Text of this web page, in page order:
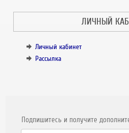
ЛИЧНЫЙ
Личный кабинет
Рассылка
Подпишитесь и получите